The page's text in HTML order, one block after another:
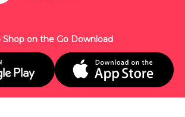
Shop on the Go Download